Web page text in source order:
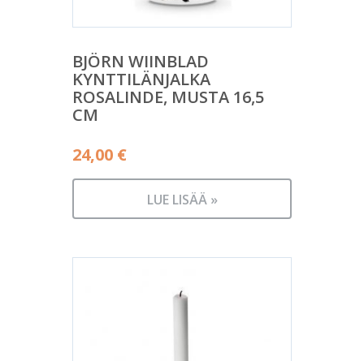
BJÖRN WIINBLAD
KYNTTILÄNJALKA
ROSALINDE, MUSTA 16,5
CM
24,00 €
LUE LISÄÄ »